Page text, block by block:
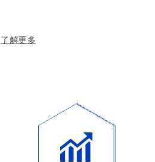
了解更多